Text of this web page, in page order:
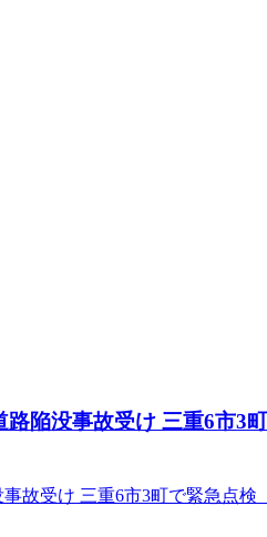
陥没事故受け 三重6市3
故受け 三重6市3町で緊急点検